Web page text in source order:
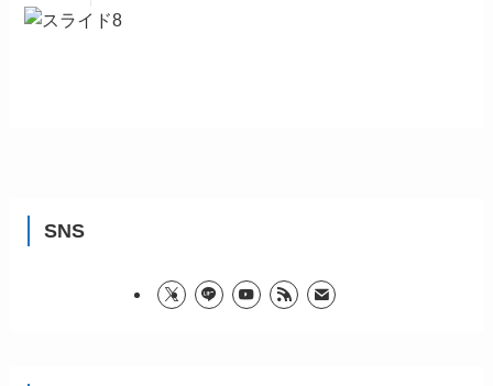
SNS